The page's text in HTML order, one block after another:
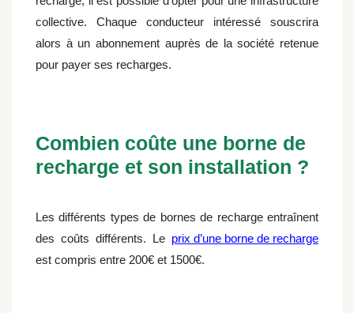
collective. Chaque conducteur intéressé souscrira
alors à un abonnement auprès de la société retenue
pour payer ses recharges.
Combien coûte une borne de
recharge et son installation ?
Les différents types de bornes de recharge entraînent
des coûts différents. Le prix d’une borne de recharge
est compris entre 200€ et 1500€.